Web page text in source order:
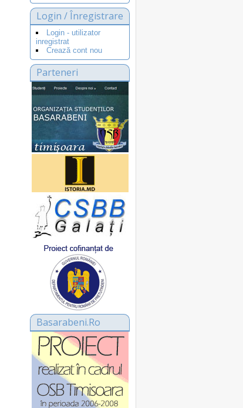
Login / Înregistrare
Login - utilizator
inregistrat
Crează cont nou
Parteneri
Basarabeni.Ro